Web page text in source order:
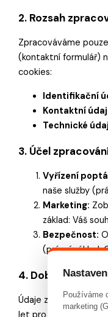
2. Rozsah
Zpracováváme
(kontaktní formulář)
cookies:
Identifikační
Kontaktní
Technické
3. Účel
Vyřízení
naše služby
Marketing:
základ: Váš
Bezpečnost:
(právní základ:
4. Doba uchování
Údaje z kontaktního
Používáme
marketing